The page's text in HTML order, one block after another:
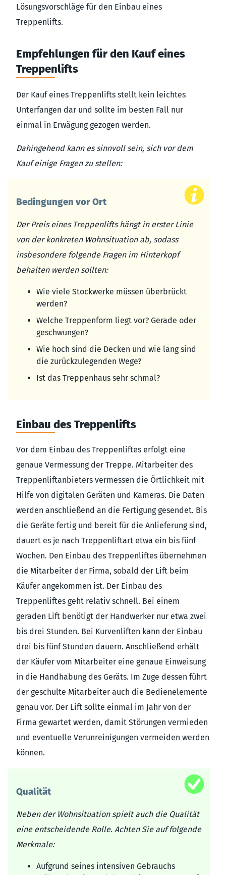
Lösungsvorschläge für den Einbau eines
Treppenlifts.
Empfehlungen für den Kauf eines
Treppenlifts
Der Kauf eines Treppenlifts stellt kein leichtes
Unterfangen dar und sollte im besten Fall nur
einmal in Erwägung gezogen werden.
Dahingehend kann es sinnvoll sein, sich vor dem
Kauf einige Fragen zu stellen:
Bedingungen vor Ort
Der Preis eines Treppenlifts hängt in erster Linie
von der konkreten Wohnsituation ab, sodass
insbesondere folgende Fragen im Hinterkopf
behalten werden sollten:
Wie viele Stockwerke müssen überbrückt
werden?
Welche Treppenform liegt vor? Gerade oder
geschwungen?
Wie hoch sind die Decken und wie lang sind
die zurückzulegenden Wege?
Ist das Treppenhaus sehr schmal?
Einbau des Treppenlifts
Vor dem Einbau des Treppenliftes erfolgt eine
genaue Vermessung der Treppe. Mitarbeiter des
Treppenliftanbieters vermessen die Örtlichkeit mit
Hilfe von digitalen Geräten und Kameras. Die Daten
werden anschließend an die Fertigung gesendet. Bis
die Geräte fertig und bereit für die Anlieferung sind,
dauert es je nach Treppenliftart etwa ein bis fünf
Wochen. Den Einbau des Treppenliftes übernehmen
die Mitarbeiter der Firma, sobald der Lift beim
Käufer angekommen ist. Der Einbau des
Treppenliftes geht relativ schnell. Bei einem
geraden Lift benötigt der Handwerker nur etwa zwei
bis drei Stunden. Bei Kurvenliften kann der Einbau
drei bis fünf Stunden dauern. Anschließend erhält
der Käufer vom Mitarbeiter eine genaue Einweisung
in die Handhabung des Geräts. Im Zuge dessen führt
der geschulte Mitarbeiter auch die Bedienelemente
genau vor. Der Lift sollte einmal im Jahr von der
Firma gewartet werden, damit Störungen vermieden
und eventuelle Verunreinigungen vermeiden werden
können.
Qualität
Neben der Wohnsituation spielt auch die Qualität
eine entscheidende Rolle. Achten Sie auf folgende
Merkmale:
Aufgrund seines intensiven Gebrauchs